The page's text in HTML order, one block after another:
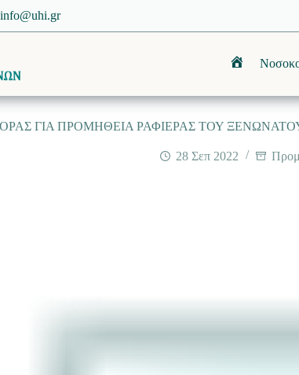
info@uhi.gr
Αρχική
ΓΙΑ ΠΡΟΜΗΘΕΙΑ ΡΑΦΙΕΡΑΣ ΤΟΥ
28 Σεπ 2022